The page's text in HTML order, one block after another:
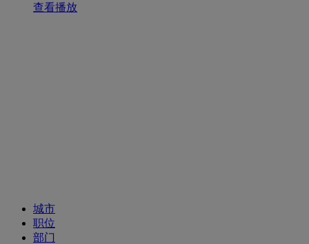
查看播放
城市
职位
部门